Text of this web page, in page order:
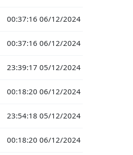
00:37:16 06/12/2024
00:37:16 06/12/2024
23:39:17 05/12/2024
00:18:20 06/12/2024
23:54:18 05/12/2024
00:18:20 06/12/2024